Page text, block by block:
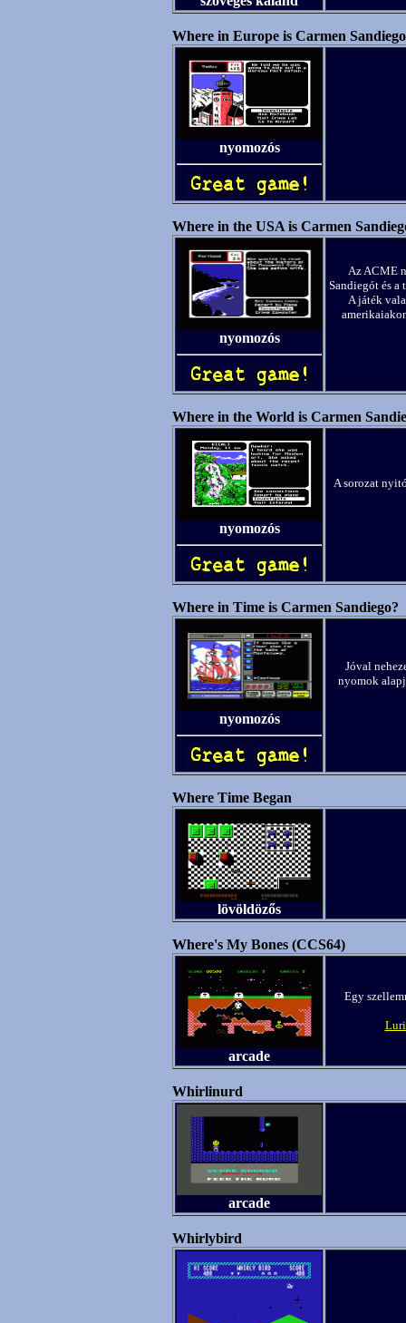
Where in Europe is Carmen
nyomozós
Where in the USA is Carmen
nyomozós
Az ACME
Sandiegót és
A játék
Where in the World is Carmen
nyomozós
A sorozat
Where in Time is Carmen Sandiego?
nyomozós
Jóval
nyomok
Where Time Began
lövöldözős
Where's My Bones (CCS64)
arcade
Egy
Whirlinurd
arcade
Whirlybird